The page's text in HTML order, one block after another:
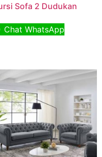
Sofa 2 Dudukan
Chat WhatsApp